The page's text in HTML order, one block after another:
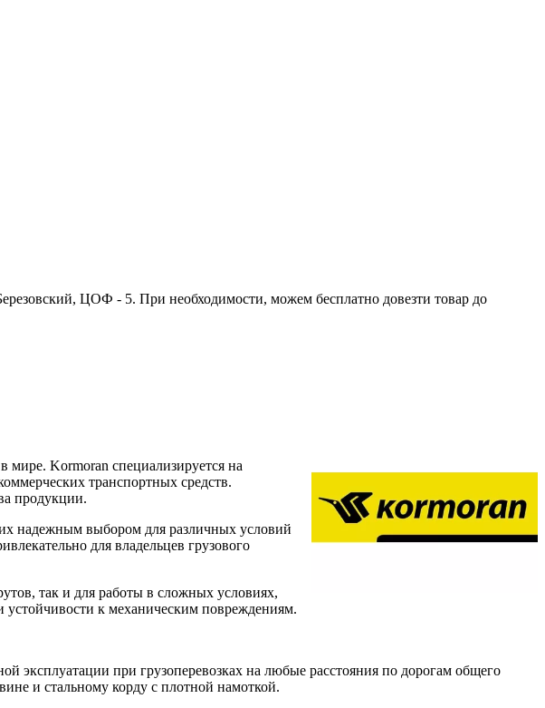
ЦОФ - 5. При необходимости, можем бесплатно довезти товар до
Kormoran специализируется на
транспортных средств.
продукции.
надежным выбором для различных условий
для владельцев грузового
так и для работы в сложных условиях,
устойчивости к механическим повреждениям.
эксплуатации при грузоперевозках на любые расстояния по дорогам общего
и стальному корду с плотной намоткой.